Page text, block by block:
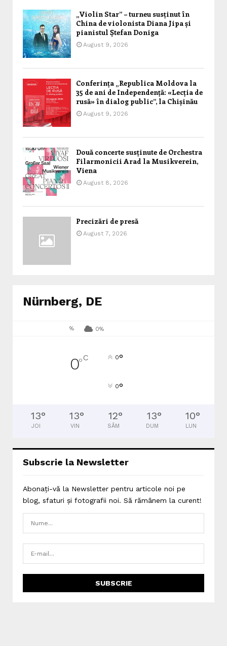
„Violin Star” – turneu susținut în
China de violonista Diana Jipa și
pianistul Ștefan Doniga
August 9, 2026
Conferința „Republica Moldova la
35 de ani de Independență: «Lecția de
rusă» în dialog public”, la Chișinău
August 9, 2026
Două concerte susținute de Orchestra
Filarmonicii Arad la Musikverein,
Viena
August 8, 2026
Precizări de presă
August 7, 2026
Nürnberg, DE
% 0%
0°C 0°
0°
13°
JOI
13°
VIN
12°
SÂM
13°
DUM
10°
LUN
Subscrie la Newsletter
Abonați-vă la Newsletter pentru articole noi pe
blog, sfaturi și fotografii noi. Să rămânem la curent!